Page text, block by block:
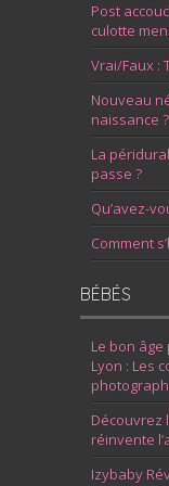
Post
culotte
Vrai/Faux :
Nouveau
naissance ?
La
passe ?
Qu’avez-
Comment
BÉBÉS
Le bon
Lyon : Les
Découvrez
réinvente
Izybaby